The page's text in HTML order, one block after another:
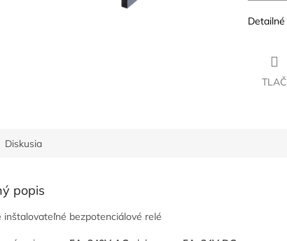
TLAČ
Diskusia
popis
inštalovateľné bezpotenciálové relé